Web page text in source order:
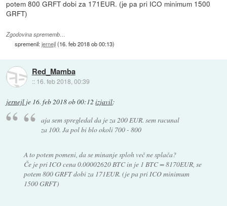
potem 800 GRFT dobi za 171EUR. (je pa pri ICO minimum 1500
GRFT)
Zgodovina sprememb…
spremenil:jernejl(16. feb 2018 ob 00:13)
Red_Mamba
:: 16. feb 2018, 00:39
jernejl je 16. feb 2018 ob 00:12 izjavil:
aja sem spregledal da je za 200 EUR. sem racunal
za 100. Ja pol bi blo okoli 700 - 800
A to potem pomeni, da se minanje sploh več ne splača?
Če je pri ICO cena 0.00002620 BTC in je 1 BTC = 8170EUR, se
potem 800 GRFT dobi za 171EUR. (je pa pri ICO minimum
1500 GRFT)